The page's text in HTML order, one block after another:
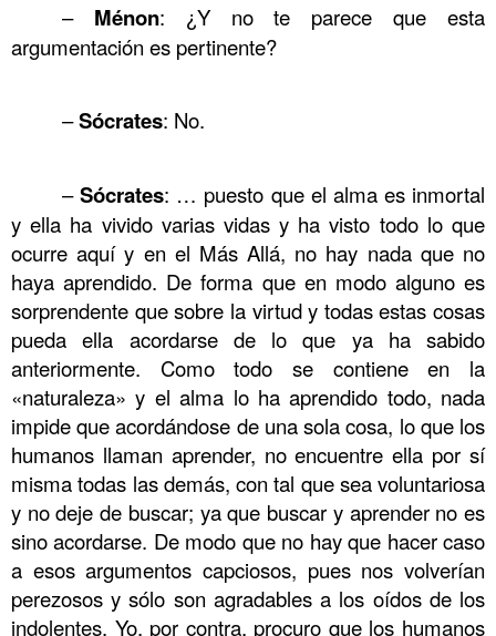
– Ménon: ¿Y no te parece que esta
argumentación es pertinente?
–Sócrates: No.
–Sócrates: … puesto que el alma es inmortal
y ella ha vivido varias vidas y ha visto todo lo que
ocurre aquí y en el Más Allá, no hay nada que no
haya aprendido. De forma que en modo alguno es
sorprendente que sobre la virtud y todas estas cosas
pueda ella acordarse de lo que ya ha sabido
anteriormente. Como todo se contiene en la
«naturaleza» y el alma lo ha aprendido todo, nada
impide que acordándose de una sola cosa, lo que los
humanos llaman aprender, no encuentre ella por sí
misma todas las demás, con tal que sea voluntariosa
y no deje de buscar; ya que buscar y aprender no es
sino acordarse. De modo que no hay que hacer caso
a esos argumentos capciosos, pues nos volverían
perezosos y sólo son agradables a los oídos de los
indolentes. Yo, por contra, procuro que los humanos